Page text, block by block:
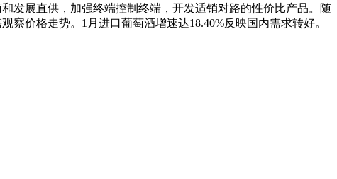
发展直供，加强终端控制终端，开发适销对路的性价比产品。随
价格走势。1月进口葡萄酒增速达18.40%反映国内需求转好。